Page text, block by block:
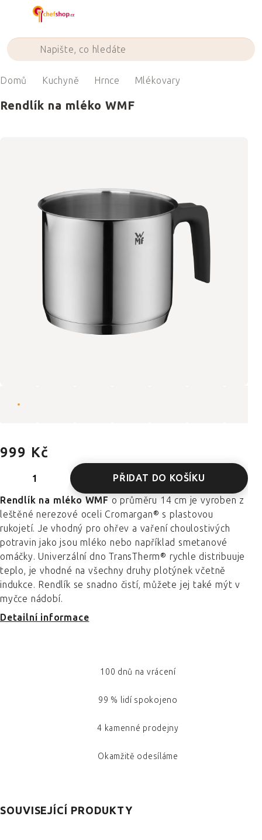
Domů Kuchyně Hrnce Mlékovary
Rendlík na mléko WMF
999 Kč
PŘIDAT DO KOŠÍKU
Rendlík na mléko WMF o průměru 14 cm je vyroben z
leštěné nerezové oceli Cromargan® s plastovou
rukojetí. Je vhodný pro ohřev a vaření choulostivých
potravin jako jsou mléko nebo například smetanové
omáčky. Univerzální dno TransTherm® rychle distribuuje
teplo, je vhodné na všechny druhy plotýnek včetně
indukce. Rendlík se snadno čistí, můžete jej také mýt v
myčce nádobí.
Detailní informace
100 dnů na vrácení
99 % lidí spokojeno
4 kamenné prodejny
Okamžitě odesíláme
SOUVISEJÍCÍ PRODUKTY